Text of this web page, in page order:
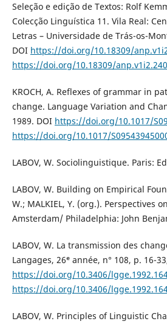
Seleção e edição de Textos: Rolf
Colecção Linguística 11. Vila Real:
Letras – Universidade de Trás-os-
DOI https://doi.org/10.18309/
https://doi.org/10.18309/anp.v1i2.240
KROCH, A. Reflexes of grammar in
change. Language Variation and
1989. DOI https://doi.org/10.1017/
https://doi.org/10.1017/
LABOV, W. Sociolinguistique. Paris:
LABOV, W. Building on Empirical
W.; MALKIEL, Y. (org.). Perspectives
Amsterdam/ Philadelphia: John
LABOV, W. La transmission des
Langages, 26ᵉ année, n° 108, p. 16-
https://doi.org/10.3406/
https://doi.org/10.3406/
LABOV, W. Principles of Linguistic